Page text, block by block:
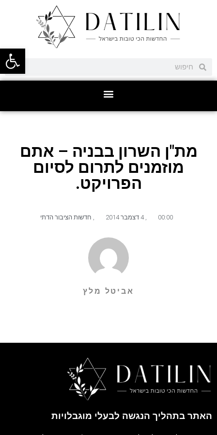
פתח
מת"ן השרון בבניה – אתם
מוזמנים לתרום לסיום
הפרויקט.
00:00
, 4 דצמבר 2014 , חדשות הציבור הדתי
אביטל מלץ
האתר בתהליך הנגשה לבעלי מוגבלויות